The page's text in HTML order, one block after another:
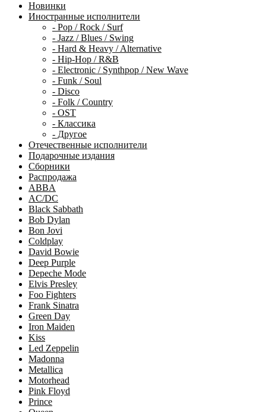
Новинки
Иностранные исполнители
- Pop / Rock / Surf
- Jazz / Blues / Swing
- Hard & Heavy / Alternative
- Hip-Hop / R&B
- Electronic / Synthpop / New Wave
- Funk / Soul
- Disco
- Folk / Country
- OST
- Классика
- Другое
Отечественные исполнители
Подарочные издания
Сборники
Распродажа
ABBA
AC/DC
Black Sabbath
Bob Dylan
Bon Jovi
Coldplay
David Bowie
Deep Purple
Depeche Mode
Elvis Presley
Foo Fighters
Frank Sinatra
Green Day
Iron Maiden
Kiss
Led Zeppelin
Madonna
Metallica
Motorhead
Pink Floyd
Prince